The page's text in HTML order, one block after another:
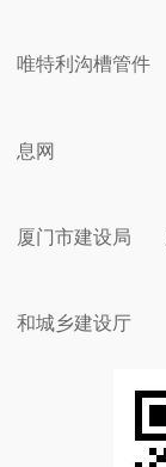
唯特利沟槽管件
息网
厦门市建设局
和城乡建设厅